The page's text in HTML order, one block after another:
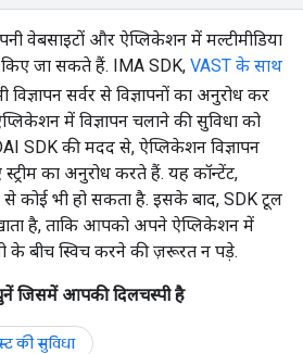
वेबसाइटों और ऐप्लिकेशन में मल्टीमीडिया
किए जा सकते हैं. IMA SDK, VAST के साथ
विज्ञापन सर्वर से विज्ञापनों का अनुरोध कर
में विज्ञापन चलाने की सुविधा को
SDK की मदद से, ऐप्लिकेशन विज्ञापन
का अनुरोध करते हैं. यह कॉन्टेंट,
से कोई भी हो सकता है. इसके बाद, SDK टूल
है, ताकि आपको अपने ऐप्लिकेशन में
के बीच स्विच करने की ज़रूरत न पड़े.
जिसमें आपकी दिलचस्पी है
की सुविधा